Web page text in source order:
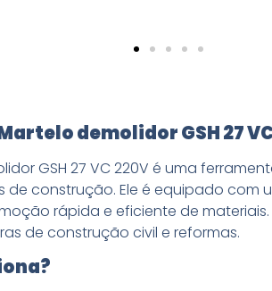
demolidor GSH 27
GSH 27 VC 220V é uma
de construção. Ele é equipado
rápida e eficiente de
de construção civil e reformas.